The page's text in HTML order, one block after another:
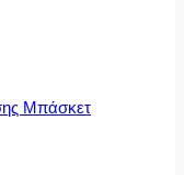
Μπάσκετ